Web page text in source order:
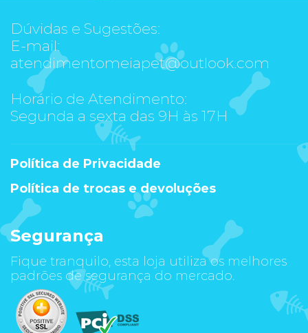
Dúvidas e Sugestões:
E-mail:
atendimentomeiapet@outlook.com
Horário de Atendimento:
Segunda a sexta das 9H às 17H
Política de Privacidade
Política de trocas e devoluções
Segurança
Fique tranquilo, esta loja utiliza os melhores
padrões de segurança do mercado.